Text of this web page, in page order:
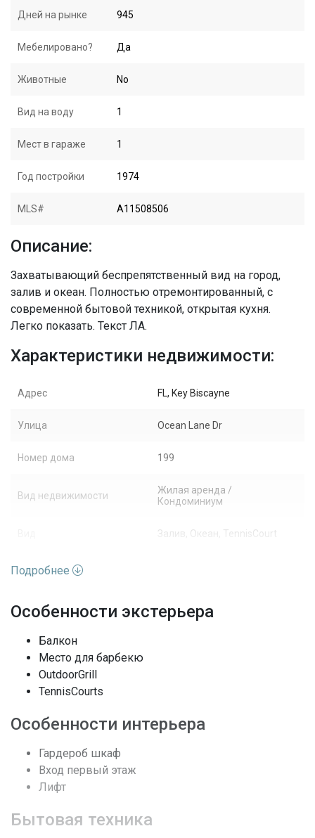
Дней на рынке 945
Мебелировано? Да
Животные No
Вид на воду 1
Мест в гараже 1
Год постройки 1974
MLS# A11508506
Описание:
Захватывающий беспрепятственный вид на город,
залив и океан. Полностью отремонтированный, с
современной бытовой техникой, открытая кухня.
Легко показать. Текст ЛА.
Характеристики недвижимости:
Адрес FL, Key Biscayne
Улица Ocean Lane Dr
Номер дома 199
Вид недвижимости
Жилая аренда /
Кондоминиум
Залив, Океан, TennisCourt
Особенности окон
Кондиционеры
SmokeDetectors
Последние изменения
Подробнее
Особенности экстерьера
Балкон
Место для барбекю
OutdoorGrill
TennisCourts
Особенности интерьера
Гардероб шкаф
Вход первый этаж
Лифт
Бытовая техника